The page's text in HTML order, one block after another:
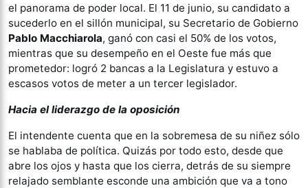
el panorama de poder local. El 11 de junio, su candidato a
sucederlo en el sillón municipal, su Secretario de Gobierno
Pablo Macchiarola, ganó con casi el 50% de los votos,
mientras que su desempeño en el Oeste fue más que
prometedor: logró 2 bancas a la Legislatura y estuvo a
escasos votos de meter a un tercer legislador.
Hacia el liderazgo de la oposición
El intendente cuenta que en la sobremesa de su niñez sólo
se hablaba de política. Quizás por todo esto, desde que
abre los ojos y hasta que los cierra, detrás de su siempre
relajado semblante esconde una ambición que va a tono